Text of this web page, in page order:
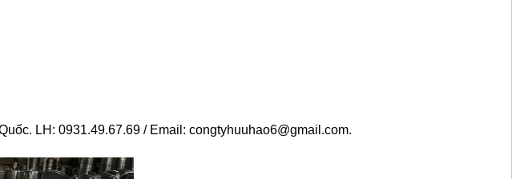
LH: 0931.49.67.69 / Email: congtyhuuhao6@gmail.com.